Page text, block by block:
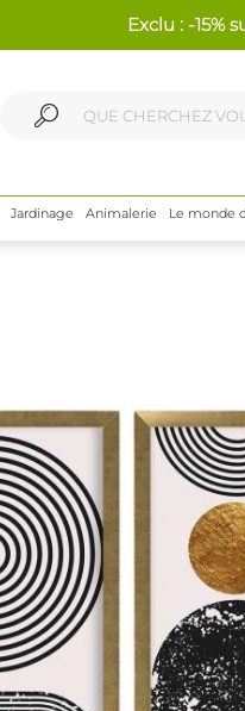
Exclu : -15%
Jardinage Animalerie Le monde